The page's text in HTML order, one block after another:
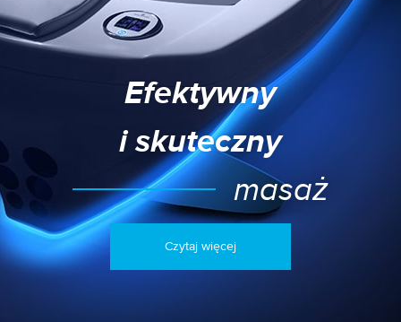
Efektywny
i skuteczny
masaż
Czytaj więcej